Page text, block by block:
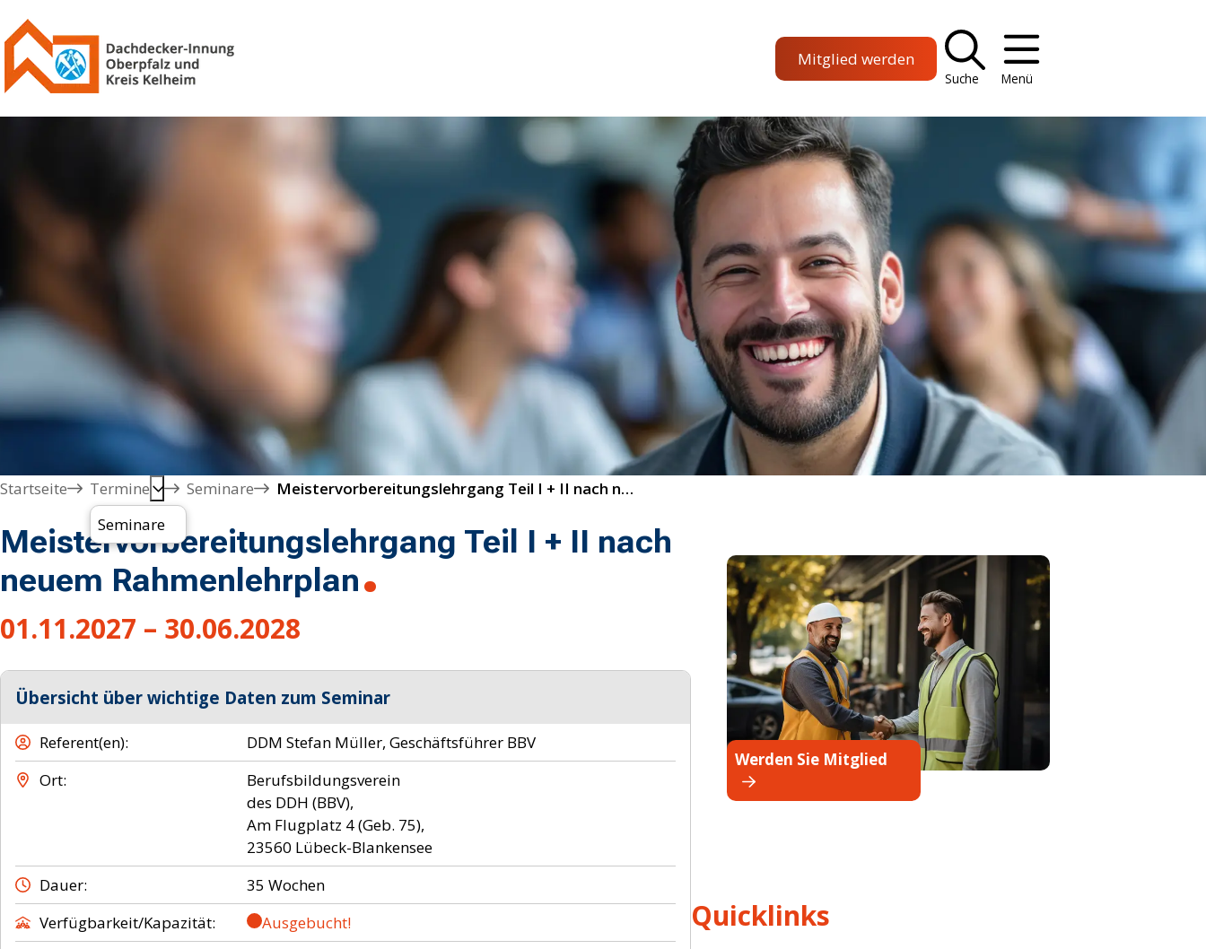
Mitglied werden
Suche Menü
Startseite
Termine
Seminare
Seminare Meistervorbereitungslehrgang Teil I + II nach neuem Rahmenlehrplan
Meistervorbereitungslehrgang Teil I + II nach
neuem Rahmenlehrplan
01.11.2027 – 30.06.2028
Übersicht über wichtige Daten zum Seminar
Referent(en)
DDM Stefan Müller, Geschäftsführer BBV
Ort
Berufsbildungsverein
des DDH (BBV),
Am Flugplatz 4 (Geb. 75),
23560 Lübeck-Blankensee
Dauer
35 Wochen
Verfügbarkeit/Kapazität
Ausgebucht!
Werden Sie Mitglied
Quicklinks